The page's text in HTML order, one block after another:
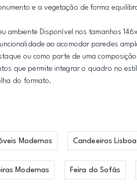
e a vegetação de forma
ambiente Disponível nos tamanhos
ao acomodar paredes
ou como parte de uma
que permite integrar o quadro no
do formato.
Modernos Candeeiros Lisboa
Modernas Feira do Sofás